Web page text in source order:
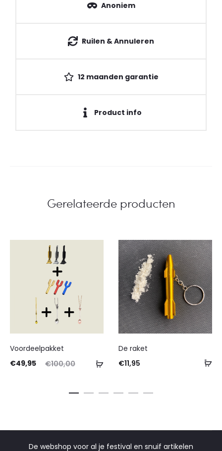
Anoniem
Ruilen & Annuleren
12 maanden garantie
Product info
Gerelateerde producten
Voordeelpakket
€100,00
€49,95
De raket
€11,95
De webshop voor al je festival en snuif artikelen